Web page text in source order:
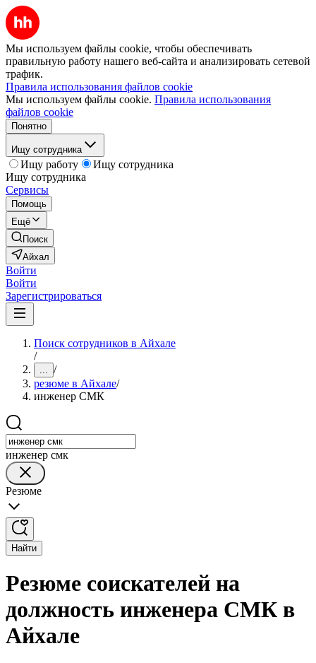
Мы используем файлы cookie, чтобы обеспечивать
правильную работу нашего веб-сайта и анализировать сетевой
трафик.
Правила использования файлов cookie
Мы используем файлы cookie. Правила использования
файлов cookie
Понятно
Ищу сотрудника
Ищу работу
Ищу сотрудника
Ищу сотрудника
Сервисы
Помощь
Ещё
Поиск
Айхал
Войти
Войти
Зарегистрироваться
Поиск сотрудников в Айхале
/
... /
резюме в Айхале/
инженер СМК
инженер смк
Резюме
Найти
Резюме соискателей на
должность инженера СМК в
Айхале